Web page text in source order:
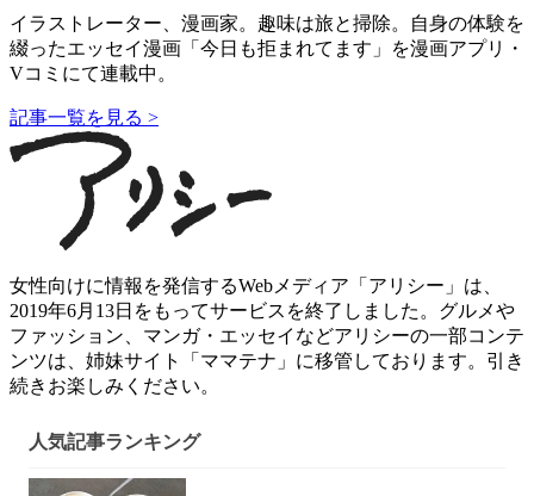
イラストレーター、漫画家。趣味は旅と掃除。自身の体験を
綴ったエッセイ漫画「今日も拒まれてます」を漫画アプリ・
Vコミにて連載中。
記事一覧を見る >
女性向けに情報を発信するWebメディア「アリシー」は、
2019年6月13日をもってサービスを終了しました。グルメや
ファッション、マンガ・エッセイなどアリシーの一部コンテ
ンツは、姉妹サイト「ママテナ」に移管しております。引き
続きお楽しみください。
人気記事ランキング